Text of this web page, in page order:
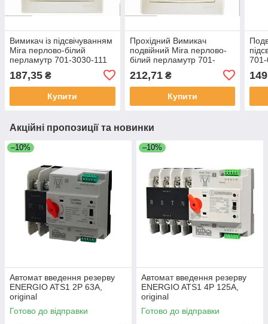
Вимикач із підсвічуванням
Mira перлово-білий
перламутр 701-3030-111
187,35 ₴
Купити
Прохідний Вимикач
подвійний Mira перлово-
білий перламутр 701-
212,71₴
Купити
Акційні пропозиції та новинки
–10%
Автомат введення резерву
ENERGIO ATS1 2P 63A,
original
Готово до відправки
–10%
Автомат введення резерву
ENERGIO ATS1 4P 125A,
original
Готово до відправки